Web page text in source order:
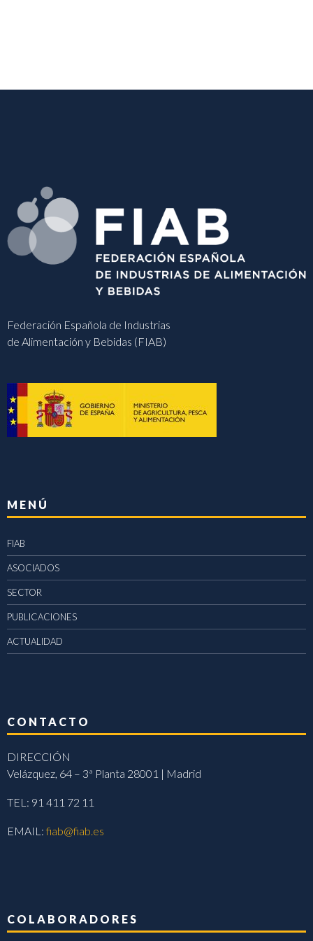
Federación Española de Industrias
de Alimentación y Bebidas (FIAB)
MENÚ
FIAB
ASOCIADOS
SECTOR
PUBLICACIONES
ACTUALIDAD
CONTACTO
DIRECCIÓN
Velázquez, 64 – 3ª Planta 28001 | Madrid
TEL: 91 411 72 11
EMAIL:fiab@fiab.es
COLABORADORES